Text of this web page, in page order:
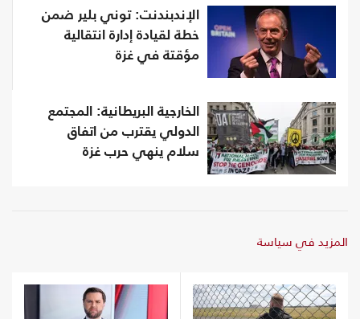
الإندبندنت: توني بلير ضمن
خطة لقيادة إدارة انتقالية
مؤقتة في غزة
الخارجية البريطانية: المجتمع
الدولي يقترب من اتفاق
سلام ينهي حرب غزة
المزيد في سياسة